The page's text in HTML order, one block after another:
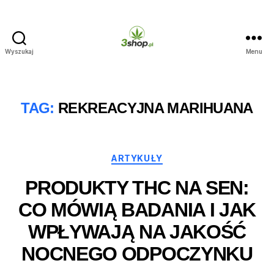
Wyszukaj Menu
TAG: REKREACYJNA MARIHUANA
Kategorie
ARTYKUŁY
PRODUKTY THC NA SEN:
CO MÓWIĄ BADANIA I JAK
WPŁYWAJĄ NA JAKOŚĆ
NOCNEGO ODPOCZYNKU